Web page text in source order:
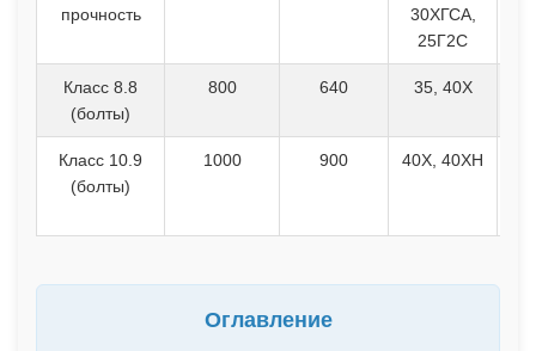
прочность
30ХГСА,
25Г2С
Класс 8.8
(болты)
800 640 35, 40Х
Класс 10.9
(болты)
1000 900 40Х, 40ХН
Оглавление